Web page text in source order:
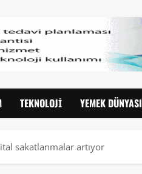
TEKNOLOJI YEMEK DÜNYASI
sakatlanmalar artıyor